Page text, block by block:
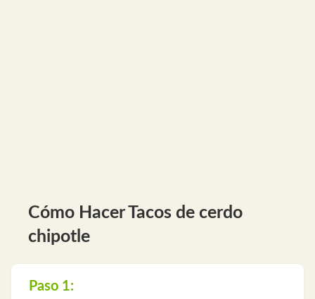
Cómo Hacer Tacos de cerdo
chipotle
Paso 1: